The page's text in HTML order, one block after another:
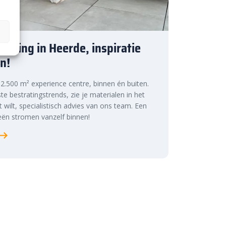
in Heerde, inspiratie
m² experience centre, binnen én buiten.
bestratingstrends, zie je materialen in het
specialistisch advies van ons team. Een
stromen vanzelf binnen!